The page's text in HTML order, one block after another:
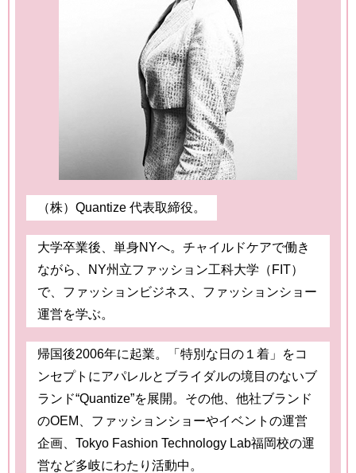
（株）Quantize 代表取締役。
大学卒業後、単身NYへ。チャイルドケアで働き
ながら、NY州立ファッション工科大学（FIT）
で、ファッションビジネス、ファッションショー
運営を学ぶ。
帰国後2006年に起業。「特別な日の１着」をコ
ンセプトにアパレルとブライダルの境目のないブ
ランド“Quantize”を展開。その他、他社ブランド
のOEM、ファッションショーやイベントの運営
企画、Tokyo Fashion Technology Lab福岡校の運
営など多岐にわたり活動中。